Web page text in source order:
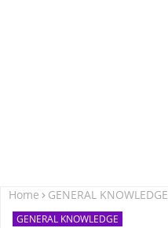
Home GENERAL KNOWLEDGE
GENERAL KNOWLEDGE